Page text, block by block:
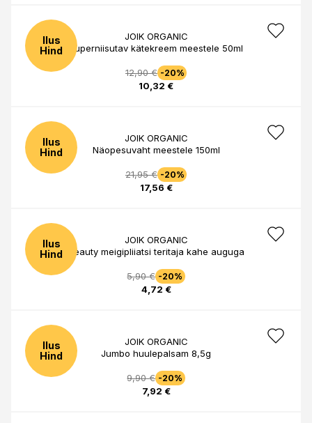
Ilus
Hind
JOIK ORGANIC
Superniisutav kätekreem meestele 50ml
12,90 € -20%
10,32 €
Ilus
Hind
JOIK ORGANIC
Näopesuvaht meestele 150ml
21,95 € -20%
17,56 €
Ilus
Hind
JOIK ORGANIC
Beauty meigipliiatsi teritaja kahe auguga
5,90 € -20%
4,72 €
Ilus
Hind
JOIK ORGANIC
Jumbo huulepalsam 8,5g
9,90 € -20%
7,92 €